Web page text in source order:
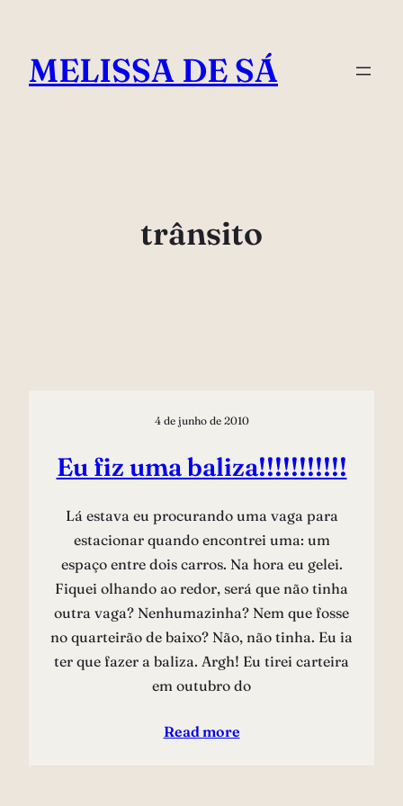
conteúdo
MELISSA DE SÁ
trânsito
4 de junho de 2010
Eu fiz uma baliza!!!!!!!!!!!
Lá estava eu procurando uma vaga para
estacionar quando encontrei uma: um
espaço entre dois carros. Na hora eu gelei.
Fiquei olhando ao redor, será que não tinha
outra vaga? Nenhumazinha? Nem que fosse
no quarteirão de baixo? Não, não tinha. Eu ia
ter que fazer a baliza. Argh! Eu tirei carteira
em outubro do
Read more